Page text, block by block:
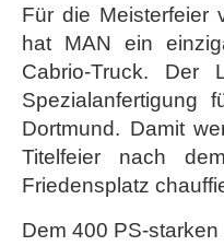
Für die Meisterfeier
hat MAN ein
Cabrio-Truck.
Spezialanfertigung
Dortmund. Damit
Titelfeier nach
Friedensplatz
Dem 400 PS-